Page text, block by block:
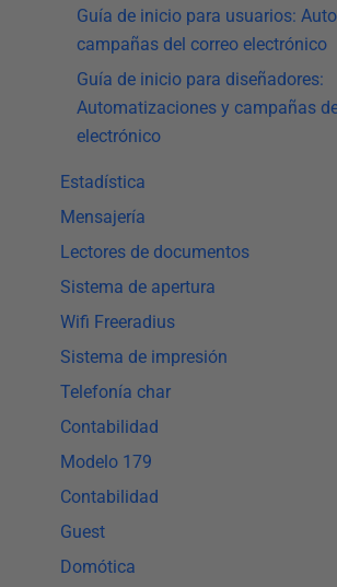
Guía de inicio para usuarios:
campañas del correo electrónico
Guía de inicio para diseñadores:
Automatizaciones y campañas
electrónico
Estadística
Mensajería
Lectores de documentos
Sistema de apertura
Wifi Freeradius
Sistema de impresión
Telefonía char
Contabilidad
Modelo 179
Contabilidad
Guest
Domótica